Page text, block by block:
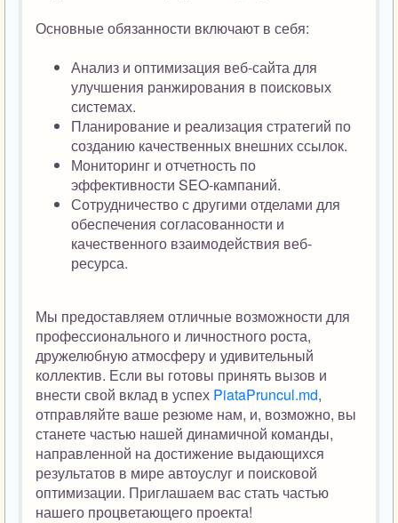
Основные обязанности включают в себя:
Анализ и оптимизация веб-сайта для
улучшения ранжирования в поисковых
системах.
Планирование и реализация стратегий по
созданию качественных внешних ссылок.
Мониторинг и отчетность по
эффективности SEO-кампаний.
Сотрудничество с другими отделами для
обеспечения согласованности и
качественного взаимодействия веб-
ресурса.
Мы предоставляем отличные возможности для
профессионального и личностного роста,
дружелюбную атмосферу и удивительный
коллектив. Если вы готовы принять вызов и
внести свой вклад в успех PiataPruncul.md,
отправляйте ваше резюме нам, и, возможно, вы
станете частью нашей динамичной команды,
направленной на достижение выдающихся
результатов в мире автоуслуг и поисковой
оптимизации. Приглашаем вас стать частью
нашего процветающего проекта!